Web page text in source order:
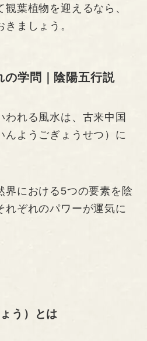
葉植物を迎えるなら、
ましょう。
の学問｜陰陽五行説
われる風水は、古来中国
んようごぎょうせつ）に
界における5つの要素を陰
れぞれのパワーが運気に
う）とは